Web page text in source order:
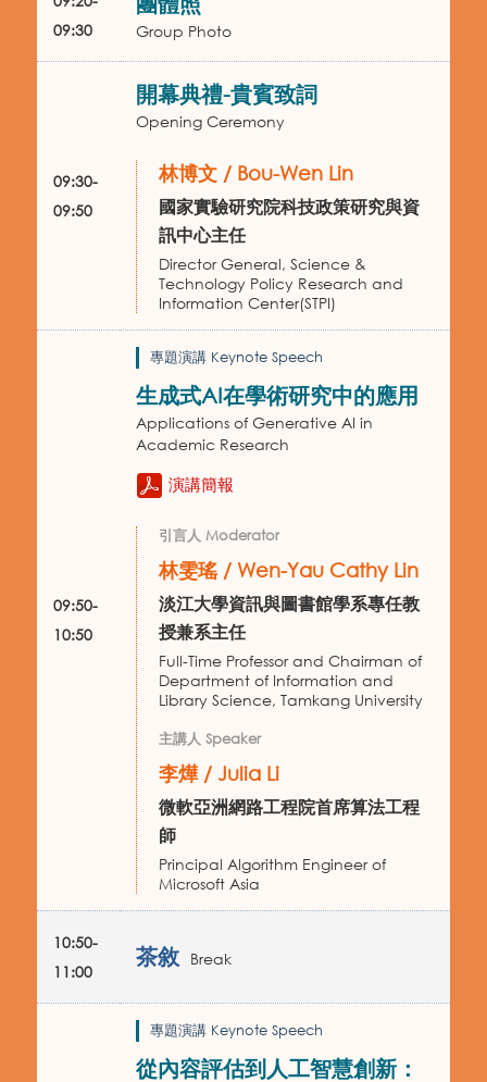
09:30
Group Photo
09:30-
09:50
開幕典禮-貴賓致詞
Opening Ceremony
林博文 / Bou-Wen Lin
國家實驗研究院科技政策研究與資
訊中心主任
Director General, Science &
Technology Policy Research and
Information Center(STPI)
09:50-
10:50
專題演講 Keynote Speech
生成式AI在學術研究中的應用
Applications of Generative AI in
Academic Research
演講簡報
引言人 Moderator
林雯瑤 / Wen-Yau Cathy Lin
淡江大學資訊與圖書館學系專任教
授兼系主任
Full-Time Professor and Chairman of
Department of Information and
Library Science, Tamkang University
主講人 Speaker
李燁 / Julia Li
微軟亞洲網路工程院首席算法工程
師
Principal Algorithm Engineer of
Microsoft Asia
10:50-
11:00
茶敘 Break
專題演講 Keynote Speech
從內容評估到人工智慧創新：